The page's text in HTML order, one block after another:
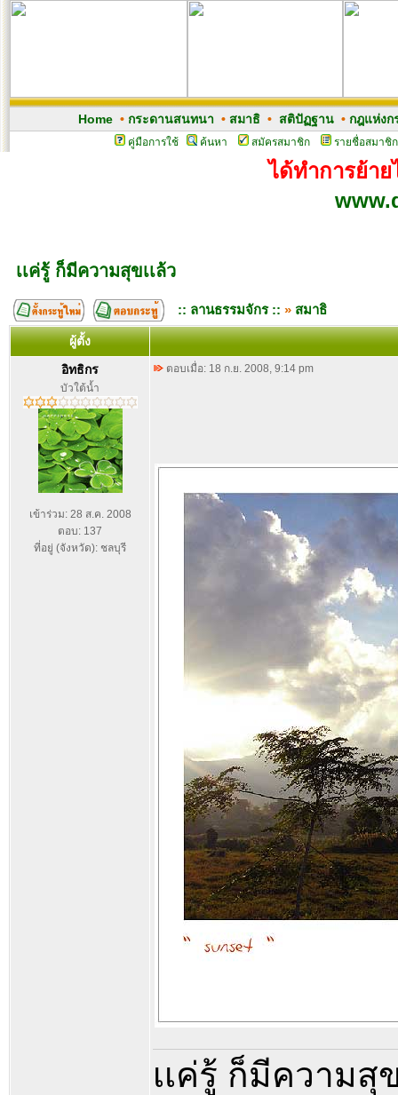
Home• กระดานสนทนา • สมาธิ• สติปัฏฐาน• กฎแห่งก
คู่มือการใช้ ค้นหา สมัครสมาชิก รายชื่อสมาชิก
ได้ทำการย้า
เเค่รู้ ก็มีความสุขเเล้ว
:: ลานธรรมจักร :: » สมาธิ
ผู้ตั้ง
อิทธิกร
บัวใต้น้ำ
เข้าร่วม: 28 ส.ค. 2008
ตอบ: 137
ที่อยู่ (จังหวัด): ชลบุรี
ตอบเมื่อ: 18 ก.ย. 2008, 9:14 pm
เเค่รู้ ก็มีความสุ